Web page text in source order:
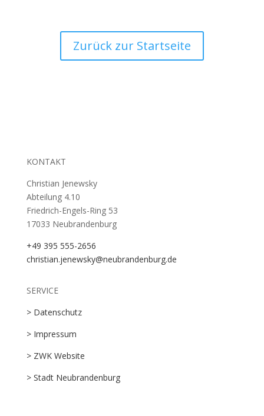
Zurück zur Startseite
KONTAKT
Christian Jenewsky
Abteilung 4.10
Friedrich-Engels-Ring 53
17033 Neubrandenburg
+49 395 555-2656
christian.jenewsky@neubrandenburg.de
SERVICE
> Datenschutz
> Impressum
> ZWK Website
> Stadt Neubrandenburg